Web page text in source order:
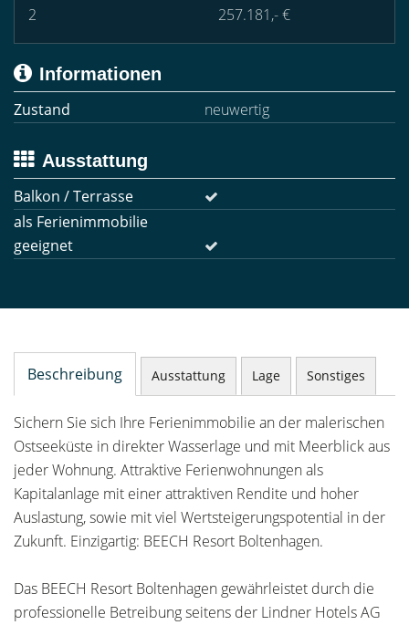
2
257.181,- €
Informationen
Zustand
neuwertig
Ausstattung
Balkon / Terrasse
als Ferienimmobilie
geeignet
Beschreibung Ausstattung Lage Sonstiges
Sichern Sie sich Ihre Ferienimmobilie an der malerischen
Ostseeküste in direkter Wasserlage und mit Meerblick aus
jeder Wohnung. Attraktive Ferienwohnungen als
Kapitalanlage mit einer attraktiven Rendite und hoher
Auslastung, sowie mit viel Wertsteigerungspotential in der
Zukunft. Einzigartig: BEECH Resort Boltenhagen.
Das BEECH Resort Boltenhagen gewährleistet durch die
professionelle Betreibung seitens der Lindner Hotels AG